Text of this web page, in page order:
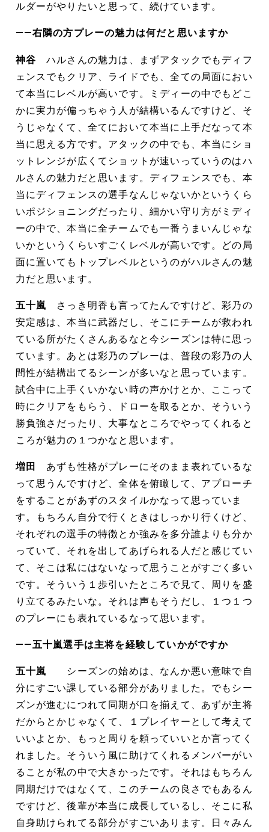
ルダーがやりたいと思って、続けています。
――右隣の方プレーの魅力は何だと思いますか
神谷ハルさんの魅力は、まずアタックでもディフ
ェンスでもクリア、ライドでも、全ての局面におい
て本当にレベルが高いです。ミディーの中でもどこ
かに実力が偏っちゃう人が結構いるんですけど、そ
うじゃなくて、全てにおいて本当に上手だなって本
当に思える方です。アタックの中でも、本当にショ
ットレンジが広くてショットが速いっていうのはハ
ルさんの魅力だと思います。ディフェンスでも、本
当にディフェンスの選手なんじゃないかというくら
いポジショニングだったり、細かい守り方がミディ
ーの中で、本当に全チームでも一番うまいんじゃな
いかというくらいすごくレベルが高いです。どの局
面に置いてもトップレベルというのがハルさんの魅
力だと思います。
五十嵐 さっき明香も言ってたんですけど、彩乃の
安定感は、本当に武器だし、そこにチームが救われ
ている所がたくさんあるなと今シーズンは特に思っ
ています。あとは彩乃のプレーは、普段の彩乃の人
間性が結構出てるシーンが多いなと思っています。
試合中に上手くいかない時の声かけとか、ここって
時にクリアをもらう、ドローを取るとか、そういう
勝負強さだったり、大事なところでやってくれると
ころが魅力の１つかなと思います。
増田 あずも性格がプレーにそのまま表れているな
って思うんですけど、全体を俯瞰して、アプローチ
をすることがあずのスタイルかなって思っていま
す。もちろん自分で行くときはしっかり行くけど、
それぞれの選手の特徴とか強みを多分誰よりも分か
っていて、それを出してあげられる人だと感じてい
て、そこは私にはないなって思うことがすごく多い
です。そういう１歩引いたところで見て、周りを盛
り立てるみたいな。それは声もそうだし、１つ１つ
のプレーにも表れているなって思います。
――五十嵐選手は主将を経験していかがですか
五十嵐 シーズンの始めは、なんか悪い意味で自
分にすごい課している部分がありました。でもシー
ズンが進むにつれて同期が口を揃えて、あずが主将
だからとかじゃなくて、１プレイヤーとして考えて
いいよとか、もっと周りを頼っていいとか言ってく
れました。そういう風に助けてくれるメンバーがい
ることが私の中で大きかったです。それはもちろん
同期だけではなくて、このチームの良さでもあるん
ですけど、後輩が本当に成長しているし、そこに私
自身助けられてる部分がすごいあります。日々みん